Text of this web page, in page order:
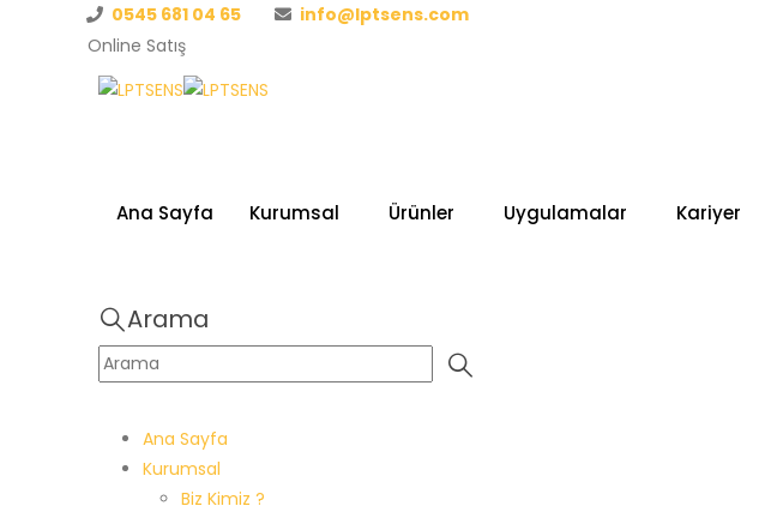
0545 681 04 65
info@lptsens.com
Online Satış
Ana Sayfa Kurumsal Ürünler Uygulamalar Kariyer
Arama
Ana Sayfa
Kurumsal
Biz Kimiz ?